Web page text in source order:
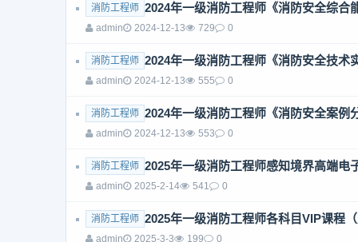
消防工程师 2024年一级消防工程师《消防安全综合
admin 2024-12-13 729 0
消防工程师 2024年一级消防工程师《消防安全技术
admin 2024-12-13 555 0
消防工程师 2024年一级消防工程师《消防安全案例
admin 2024-12-13 553 0
消防工程师 2025年一级消防工程师感知境界高端电
admin 2025-2-14 541 0
消防工程师 2025年一级消防工程师各科目VIP课程
admin 2025-3-3 199 0